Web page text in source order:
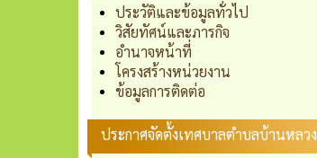
ประวัติและข้อมูลทั่วไป
วิสัยทัศน์และภารกิจ
อำนาจหน้าที่
โครงสร้างหน่วยงาน
ข้อมูลการติดต่อ
ประกาศจัดตั้งเทศบาลตำบลบ้านหลวง